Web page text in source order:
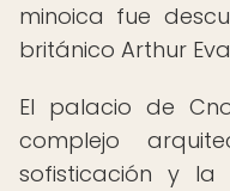
minoica fue
británico Arthur
El palacio de
complejo
sofisticación y